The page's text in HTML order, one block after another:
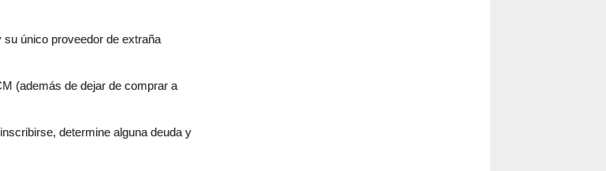
único proveedor de extraña
(además de dejar de comprar a
determine alguna deuda y